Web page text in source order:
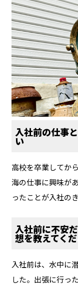
入社前の仕事
い
高校を卒業してか
海の仕事に興味が
ったことが入社の
入社前に不安
想を教えてく
入社前は、水中に
した。出張に行っ